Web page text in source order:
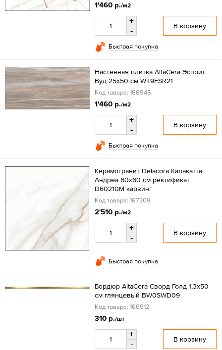
1'460 р./м2
+
-
В корзину
Быстрая покупка
Настенная плитка AltaCera Эсприт
Вуд 25x50 см WT9ESR21
Код товара: 166945
1'460 р./м2
+
-
В корзину
Быстрая покупка
Керамогранит Delacora Калакатта
Андреа 60x60 см ректификат
D60210M карвинг
Код товара: 167309
2'510 р./м2
+
-
В корзину
Быстрая покупка
Бордюр AltaCera Сворд Голд 1,3x50
см глянцевый BW0SWD09
Код товара: 166912
310 р./шт
+
-
В корзину